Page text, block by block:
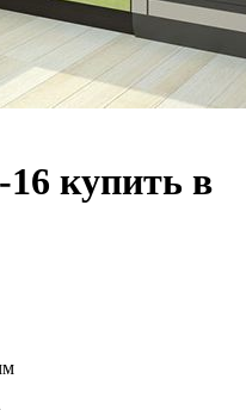
купить в